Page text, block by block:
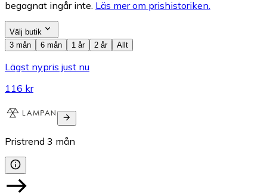
begagnat ingår inte. Läs mer om prishistoriken.
Välj butik
3 mån
6 mån 1 år 2 år Allt
Lägst nypris just nu
116 kr
Pristrend 3 mån